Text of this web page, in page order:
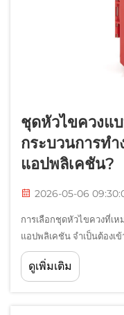
ชุดหัวไขควงแ
กระบวนการท
แอปพลิเคชัน?
2026-05-06
การเลือกชุดหัวไขควงที่เ
แอปพลิเคชัน จำเป็นต้องเ
และรูปแบบการจัดวางนั้น
งานที่หลากหลาย ช่างเท
ดูเพิ่มเติม